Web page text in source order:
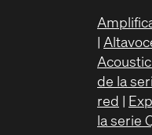
|
de la
red |
la serie